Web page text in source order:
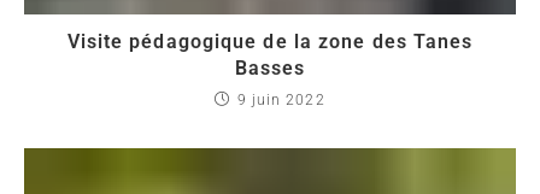
Visite pédagogique de la zone des Tanes
Basses
9 juin 2022